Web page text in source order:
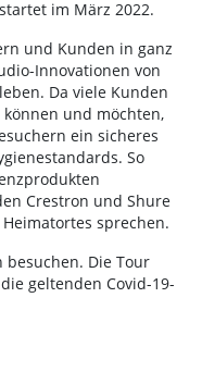
im März 2022.
und Kunden in ganz
Innovationen von
Da viele Kunden
und möchten,
ein sicheres
So
Crestron und Shure
sprechen.
besuchen. Die Tour
geltenden Covid-19-